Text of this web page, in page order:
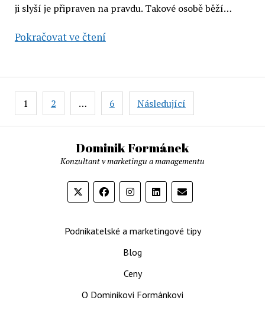
ji slyší je připraven na pravdu. Takové osobě běží…
Pokračovat ve čteníJak
Stránkování
příspěvků
1 2 … 6 Následující
Dominik Formánek
Konzultant v marketingu a managementu
Podnikatelské a marketingové tipy
Blog
Ceny
O Dominikovi Formánkovi